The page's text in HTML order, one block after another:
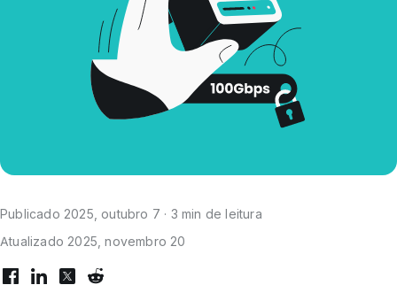
Publicado 2025, outubro 7 · 3 min de leitura
Atualizado 2025, novembro 20